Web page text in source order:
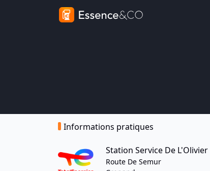
Informations pratiques
Station Service De L'Olivier
Route De Semur